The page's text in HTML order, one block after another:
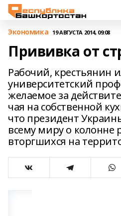
Экономика 19 АВГУСТА 2014, 09:08
Прививка от
Рабочий, крестьянин
университетский
желаемое за
чая на собственной
что президент
всему миру о колонне
вторгшихся на